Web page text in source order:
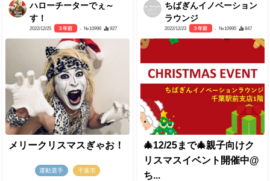
ハローチーターでぇ～
す！
2022/12/25 3 年前 - №10996 927
メリークリスマスぎゃお！
運動選手 千葉市
ちばぎんイノベーション
ラウンジ
2022/12/23 3 年前 - №10995 847
🎄12/25まで🎄親子向けク
リスマスイベント開催中@
ち...